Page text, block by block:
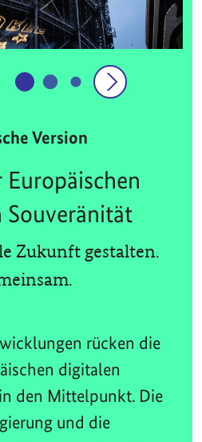
Version
Souveränität
Zukunft gestalten.
rücken die
digitalen
den Mittelpunkt. Die
und die